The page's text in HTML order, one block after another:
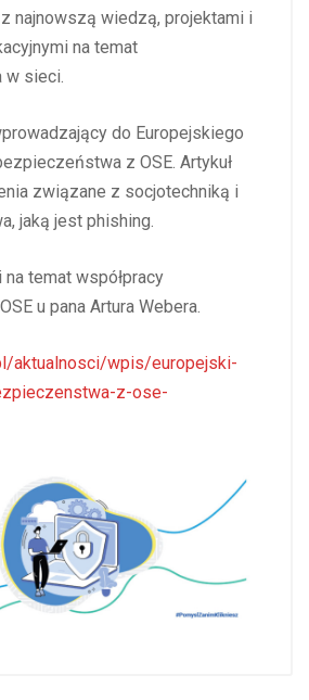
najnowszą wiedzą, projektami i
na temat
w sieci.
do Europejskiego
z OSE. Artykuł
związane z socjotechniką i
jaką jest phishing.
temat współpracy
u pana Artura Webera.
aktualnosci/wpis/europejski-
z-ose-